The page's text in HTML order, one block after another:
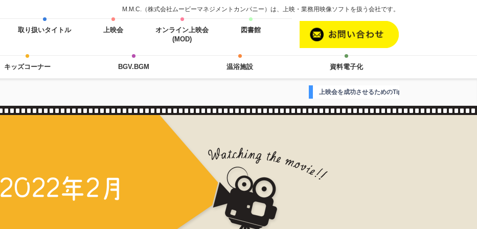
M.M.C.（株式会社ムービーマネジメントカンパニー）は、上映・業務用映像ソフトを扱う会社です。
取り扱いタイトル 上映会
オンライン上映会
(MOD)
図書館
キッズコーナー BGV.BGM 温浴施設 資料電子化
上映会を成功させるためのTipsはこちら 映画案内人Hがお届けする至
2022年2月